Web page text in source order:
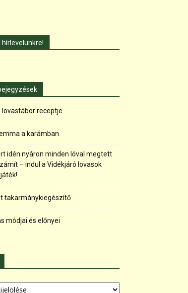
receptje
a karámban
idén nyáron minden lóval megtett
– indul a Vidékjáró lovasok
takarmánykiegészítő
módjai és előnyei